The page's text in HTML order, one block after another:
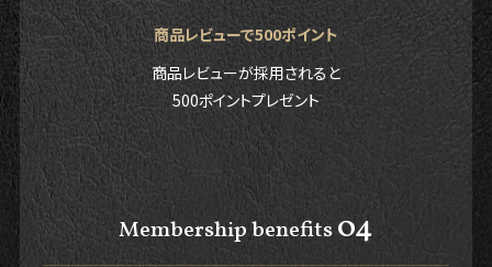
商品レビューで500ポイント
商品レビューが採用されると
500ポイントプレゼント
Membership benefits04